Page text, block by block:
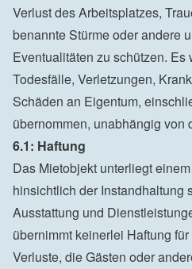
Verlust des Arbeitsplatzes,
benannte Stürme oder andere
Eventualitäten zu schützen. Es
Todesfälle, Verletzungen,
Schäden an Eigentum,
übernommen, unabhängig von
6.1: Haftung
Das Mietobjekt unterliegt
hinsichtlich der Instandhaltung
Ausstattung und
übernimmt keinerlei Haftung
Verluste, die Gästen oder